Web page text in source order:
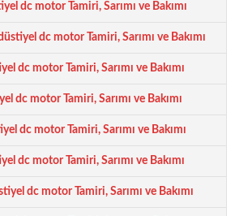
dc motor Tamiri, Sarımı ve Bakımı
dc motor Tamiri, Sarımı ve Bakımı
dc motor Tamiri, Sarımı ve Bakımı
dc motor Tamiri, Sarımı ve Bakımı
dc motor Tamiri, Sarımı ve Bakımı
dc motor Tamiri, Sarımı ve Bakımı
dc motor Tamiri, Sarımı ve Bakımı